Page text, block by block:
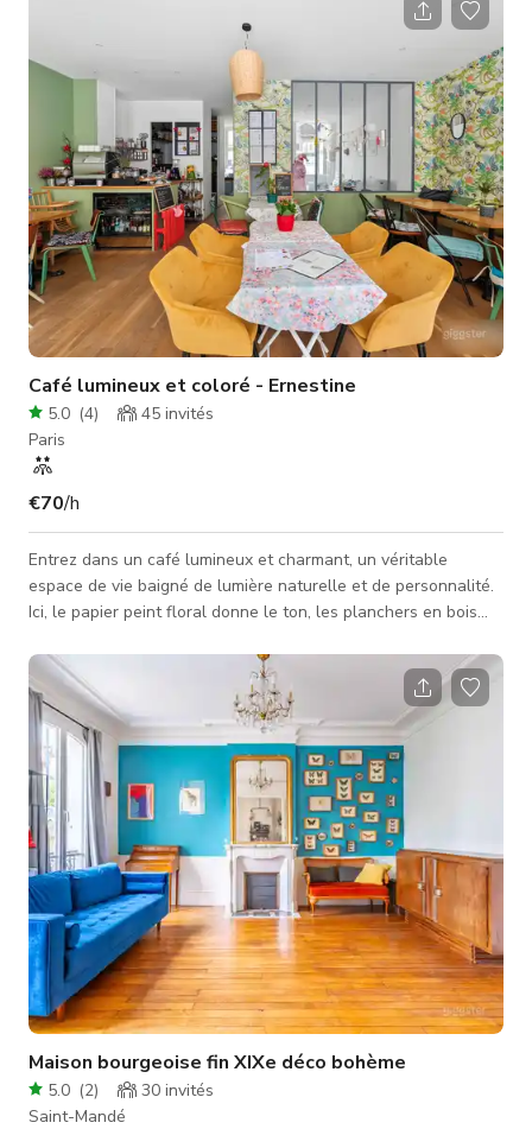
élégante et d'une lumière naturelle douce et indirecte — idéal
pour capturer des ambiances authentiques et
cinématographiques. Parfait pour les natures mortes, portraits,
interviews, éditoriau
Café lumineux et coloré - Ernestine
5.0 (4) 45 invités
Paris
€70/h
Entrez dans un café lumineux et charmant, un véritable
espace de vie baigné de lumière naturelle et de personnalité.
Ici, le papier peint floral donne le ton, les planchers en bois
ajoutent une touche à la fois élégante et conviviale.
L'ensemble crée une ambiance chaleureuse, vivante et
inspirante, typiquement parisienne. Les grandes fenêtres
avant laissent entrer une belle lumière toute la journée, idéale
pour des s�
Maison bourgeoise fin XIXe déco bohème
5.0 (2) 30 invités
Saint-Mandé